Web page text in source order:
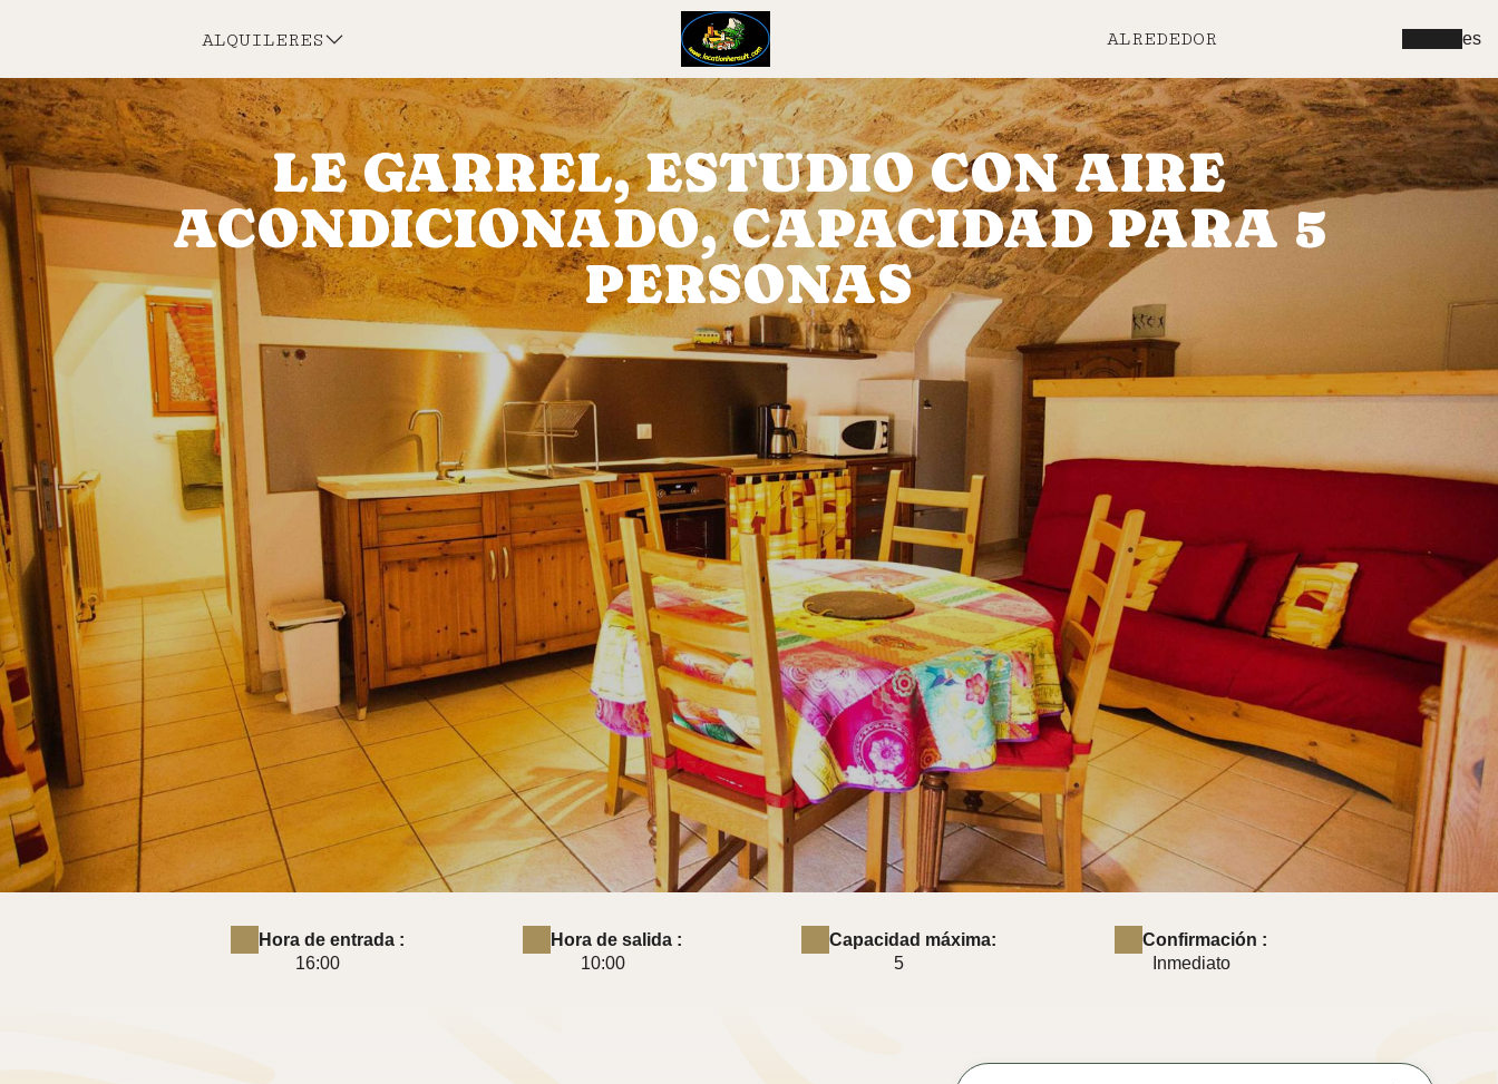
ALQUILERES ALREDEDOR es
LE GARREL, ESTUDIO CON AIRE
ACONDICIONADO, CAPACIDAD PARA 5
PERSONAS
Hora de entrada :
16:00
Hora de salida :
10:00
Capacidad máxima:
5
Confirmación :
Inmediato